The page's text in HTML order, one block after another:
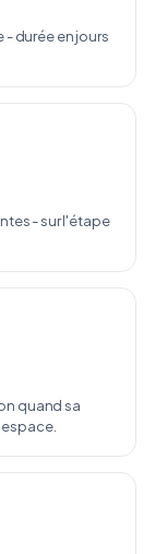
- durée en jours
- sur l'étape
quand sa